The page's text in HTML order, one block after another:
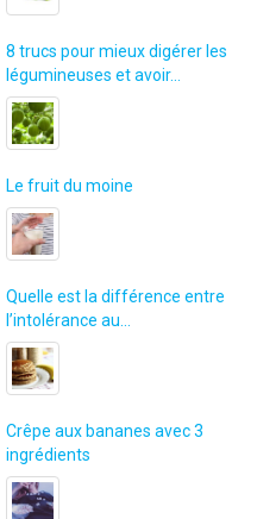
8 trucs pour mieux digérer les
légumineuses et avoir…
Le fruit du moine
Quelle est la différence entre
l’intolérance au…
Crêpe aux bananes avec 3
ingrédients